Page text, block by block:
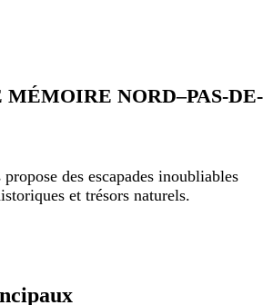
NORD–PAS-DE-
des escapades inoubliables
et trésors naturels.